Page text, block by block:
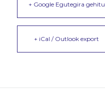
+ Google Egutegira gehitu
+ iCal / Outlook export